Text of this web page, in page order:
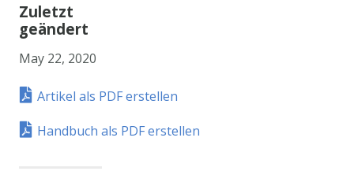
Zuletzt
geändert
May 22, 2020
Artikel als PDF erstellen
Handbuch als PDF erstellen